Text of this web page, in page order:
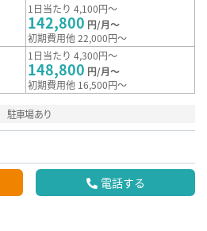
1日当たり 4,100円～
142,800 円/月～
初期費用他 22,000円～
1日当たり 4,300円～
148,800 円/月～
初期費用他 16,500円～
駐車場あり
電話する